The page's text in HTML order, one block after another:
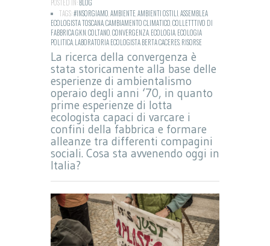
POSTED IN:BLOG
TAGS:#INSORGIAMO AMBIENTEAMBIENTI OSTILI ASSEMBLEA
ECOLOGISTA TOSCANACAMBIAMENTO CLIMATICO COLLETTTIVO DI
FABBRICA GKN COLTANO CONVERGENZA ECOLOGIA ECOLOGIA
POLITICA LABORATORIA ECOLOGISTA BERTA CACERES RISORSE
La ricerca della convergenza è
stata storicamente alla base delle
esperienze di ambientalismo
operaio degli anni ‘70, in quanto
prime esperienze di lotta
ecologista capaci di varcare i
confini della fabbrica e formare
alleanze tra differenti compagini
sociali. Cosa sta avvenendo oggi in
Italia?